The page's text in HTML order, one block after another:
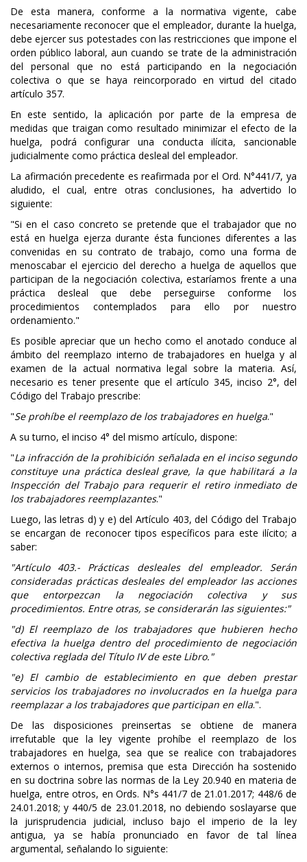
De esta manera, conforme a la normativa vigente, cabe
necesariamente reconocer que el empleador, durante la huelga,
debe ejercer sus potestades con las restricciones que impone el
orden público laboral, aun cuando se trate de la administración
del personal que no está participando en la negociación
colectiva o que se haya reincorporado en virtud del citado
artículo 357.
En este sentido, la aplicación por parte de la empresa de
medidas que traigan como resultado minimizar el efecto de la
huelga, podrá configurar una conducta ilícita, sancionable
judicialmente como práctica desleal del empleador.
La afirmación precedente es reafirmada por el Ord. N°441/7, ya
aludido, el cual, entre otras conclusiones, ha advertido lo
siguiente:
"Si en el caso concreto se pretende que el trabajador que no
está en huelga ejerza durante ésta funciones diferentes a las
convenidas en su contrato de trabajo, como una forma de
menoscabar el ejercicio del derecho a huelga de aquellos que
participan de la negociación colectiva, estaríamos frente a una
práctica desleal que debe perseguirse conforme los
procedimientos contemplados para ello por nuestro
ordenamiento."
Es posible apreciar que un hecho como el anotado conduce al
ámbito del reemplazo interno de trabajadores en huelga y al
examen de la actual normativa legal sobre la materia. Así,
necesario es tener presente que el artículo 345, inciso 2°, del
Código del Trabajo prescribe:
"Se prohíbe el reemplazo de los trabajadores en huelga."
A su turno, el inciso 4° del mismo artículo, dispone:
"La infracción de la prohibición señalada en el inciso segundo
constituye una práctica desleal grave, la que habilitará a la
Inspección del Trabajo para requerir el retiro inmediato de
los trabajadores reemplazantes."
Luego, las letras d) y e) del Artículo 403, del Código del Trabajo
se encargan de reconocer tipos específicos para este ilícito; a
saber:
"Artículo 403.- Prácticas desleales del empleador. Serán
consideradas prácticas desleales del empleador las acciones
que entorpezcan la negociación colectiva y sus
procedimientos. Entre otras, se considerarán las siguientes:"
"d) El reemplazo de los trabajadores que hubieren hecho
efectiva la huelga dentro del procedimiento de negociación
colectiva reglada del Título IV de este Libro."
"e) El cambio de establecimiento en que deben prestar
servicios los trabajadores no involucrados en la huelga para
reemplazar a los trabajadores que participan en ella.".
De las disposiciones preinsertas se obtiene de manera
irrefutable que la ley vigente prohíbe el reemplazo de los
trabajadores en huelga, sea que se realice con trabajadores
externos o internos, premisa que esta Dirección ha sostenido
en su doctrina sobre las normas de la Ley 20.940 en materia de
huelga, entre otros, en Ords. N°s 441/7 de 21.01.2017; 448/6 de
24.01.2018; y 440/5 de 23.01.2018, no debiendo soslayarse que
la jurisprudencia judicial, incluso bajo el imperio de la ley
antigua, ya se había pronunciado en favor de tal línea
argumental, señalando lo siguiente: